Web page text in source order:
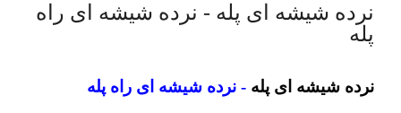
نرده شیشه ای پله - نرده شیشه ای راه
پله
نرده شیشه ای پله - نرده شیشه ای راه پله